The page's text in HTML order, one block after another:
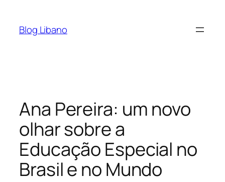
Blog Libano
Ana Pereira: um novo
olhar sobre a
Educação Especial no
Brasil e no Mundo